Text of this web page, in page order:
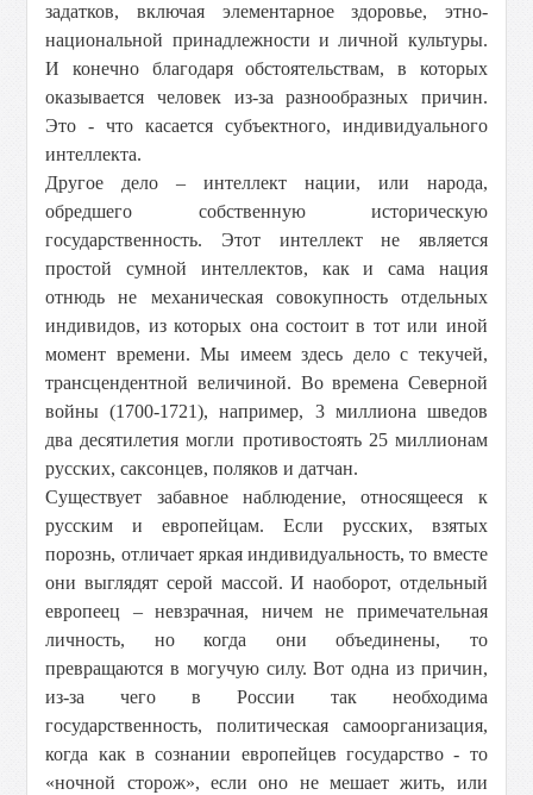
задатков, включая элементарное здоровье, этно-
национальной принадлежности и личной культуры.
И конечно благодаря обстоятельствам, в которых
оказывается человек из-за разнообразных причин.
Это - что касается субъектного, индивидуального
интеллекта.
Другое дело – интеллект нации, или народа,
обредшего собственную историческую
государственность. Этот интеллект не является
простой сумной интеллектов, как и сама нация
отнюдь не механическая совокупность отдельных
индивидов, из которых она состоит в тот или иной
момент времени. Мы имеем здесь дело с текучей,
трансцендентной величиной. Во времена Северной
войны (1700-1721), например, 3 миллиона шведов
два десятилетия могли противостоять 25 миллионам
русских, саксонцев, поляков и датчан.
Существует забавное наблюдение, относящееся к
русским и европейцам. Если русских, взятых
порознь, отличает яркая индивидуальность, то вместе
они выглядят серой массой. И наоборот, отдельный
европеец – невзрачная, ничем не примечательная
личность, но когда они объединены, то
превращаются в могучую силу. Вот одна из причин,
из-за чего в России так необходима
государственность, политическая самоорганизация,
когда как в сознании европейцев государство - то
«ночной сторож», если оно не мешает жить, или